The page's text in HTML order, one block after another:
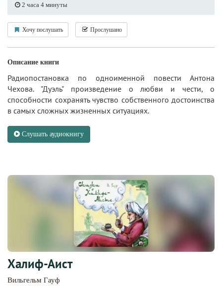
2 часа 4 минуты
Хочу послушать Прослушано
Описание книги
Радиопостановка по одноименной повести Антона
Чехова. "Дуэль" произведение о любви и чести, о
способности сохранять чувство собственного достоинства
в самых сложных жизненных ситуациях.
Слушать аудиокнигу
Халиф-Аист
Вильгельм Гауф